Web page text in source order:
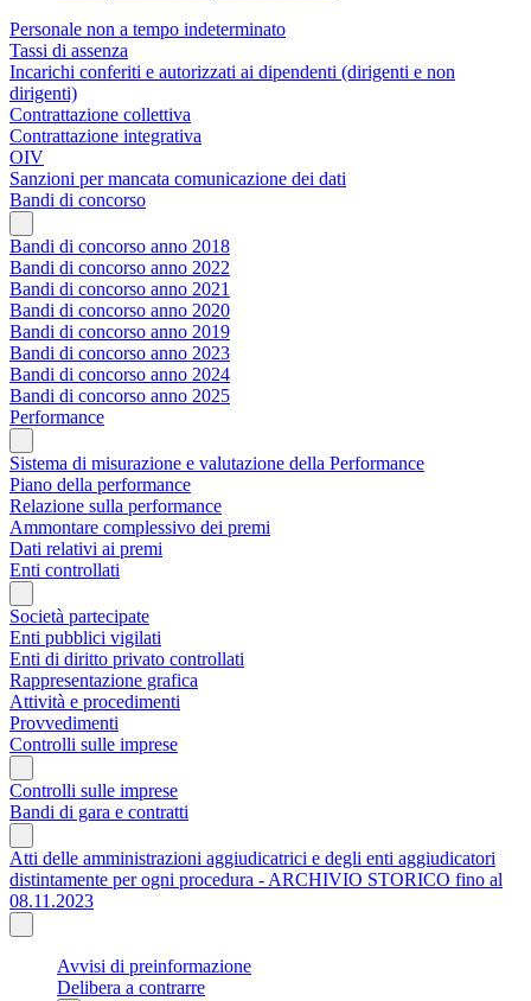
Personale non a tempo indeterminato
Tassi di assenza
Incarichi conferiti e autorizzati ai dipendenti (dirigenti e non
dirigenti)
Contrattazione collettiva
Contrattazione integrativa
OIV
Sanzioni per mancata comunicazione dei dati
Bandi di concorso
Bandi di concorso anno 2018
Bandi di concorso anno 2022
Bandi di concorso anno 2021
Bandi di concorso anno 2020
Bandi di concorso anno 2019
Bandi di concorso anno 2023
Bandi di concorso anno 2024
Bandi di concorso anno 2025
Performance
Sistema di misurazione e valutazione della Performance
Piano della performance
Relazione sulla performance
Ammontare complessivo dei premi
Dati relativi ai premi
Enti controllati
Società partecipate
Enti pubblici vigilati
Enti di diritto privato controllati
Rappresentazione grafica
Attività e procedimenti
Provvedimenti
Controlli sulle imprese
Controlli sulle imprese
Bandi di gara e contratti
Atti delle amministrazioni aggiudicatrici e degli enti aggiudicatori
distintamente per ogni procedura - ARCHIVIO STORICO fino al
08.11.2023
Avvisi di preinformazione
Delibera a contrarre